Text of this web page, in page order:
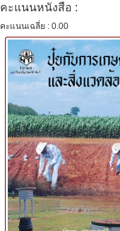
คะแนนหนังสือ :
คะแนนเฉลี่ย : 0.00